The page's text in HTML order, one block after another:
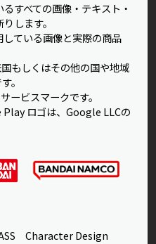
すべての画像・テキスト・
します。
ている画像と実際の商品
もしくはその他の国や地域
。
ビスマークです。
ロゴは、Google LLCの
Character Design